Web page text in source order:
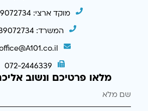
מוקד ארצי: 03-9072734
המשרד: 039072734
072-2446339
מלאו פרטיכם ונשוב